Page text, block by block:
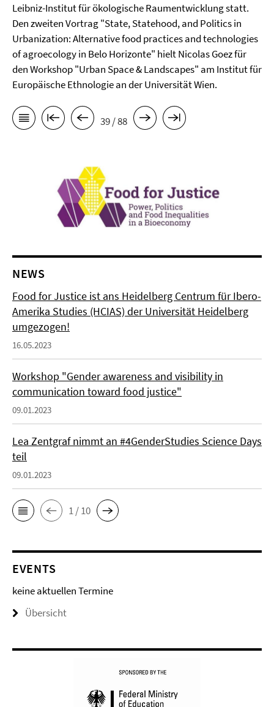
Leibniz-Institut für ökologische Raumentwicklung statt.
Den zweiten Vortrag "State, Statehood, and Politics in
Urbanization: Alternative food practices and technologies
of agroecology in Belo Horizonte" hielt Nicolas Goez für
den Workshop "Urban Space & Landscapes" am Institut für
Europäische Ethnologie an der Universität Wien.
39 / 88
NEWS
Food for Justice ist ans Heidelberg Centrum für Ibero-
Amerika Studies (HCIAS) der Universität Heidelberg
umgezogen!
16.05.2023
Workshop "Gender awareness and visibility in
communication toward food justice"
09.01.2023
Lea Zentgraf nimmt an #4GenderStudies Science Days
teil
09.01.2023
1 / 10
EVENTS
keine aktuellen Termine
Übersicht